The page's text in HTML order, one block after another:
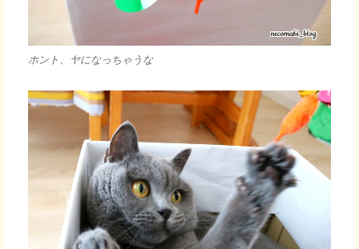
ホント、ヤになっちゃうな